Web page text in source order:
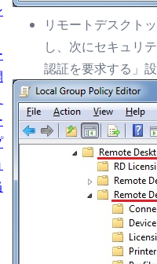
リモートデスクト
し、次にセキュリ
認証を要求する」